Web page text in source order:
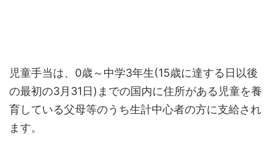
児童手当は、0歳～中学3年生(15歳に達する日以後
の最初の3月31日)までの国内に住所がある児童を養
育している父母等のうち生計中心者の方に支給され
ます。